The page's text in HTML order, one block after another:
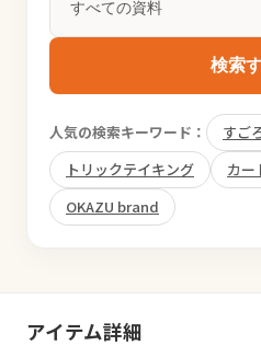
検索
人気の検索キーワード：
すご
トリックテイキング
カー
OKAZU brand
アイテム詳細